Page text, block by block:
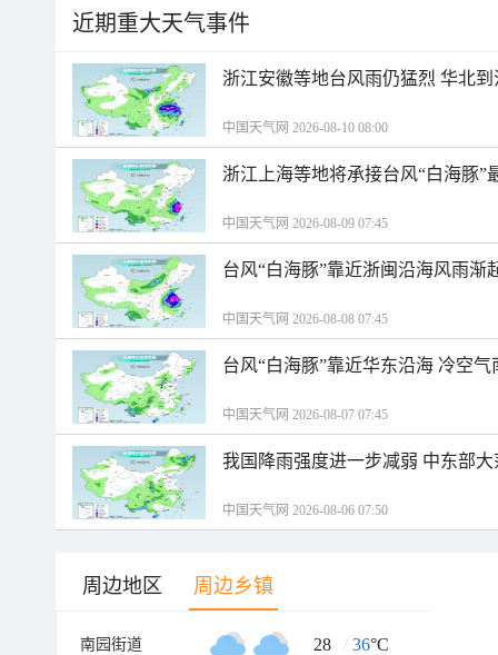
近期重大天气事件
浙江安徽等地台风雨仍猛烈 华北
中国天气网 2026-08-10 08:00
浙江上海等地将承接台风“白海豚”
中国天气网 2026-08-09 07:45
台风“白海豚”靠近浙闽沿海风雨渐
中国天气网 2026-08-08 07:45
台风“白海豚”靠近华东沿海 冷空
中国天气网 2026-08-07 07:45
我国降雨强度进一步减弱 中东部
中国天气网 2026-08-06 07:50
周边地区 周边乡镇
南园街道 28 / 36°C